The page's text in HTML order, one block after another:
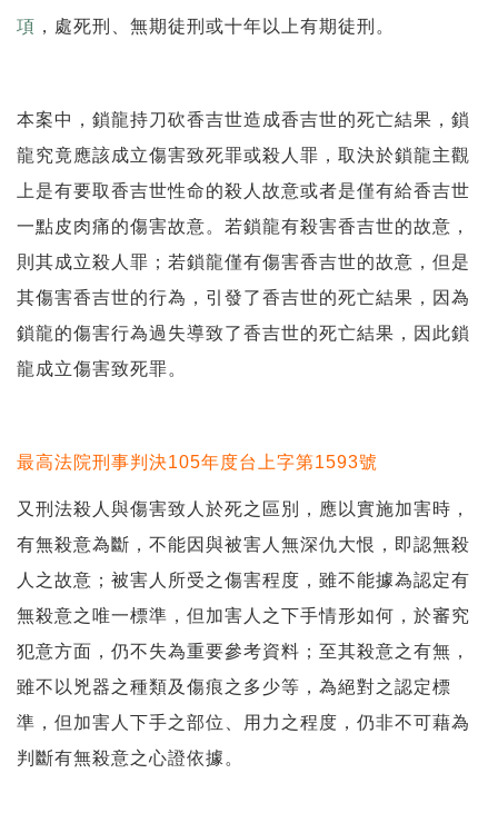
項 ，處死刑、無期徒刑或十年以上有期徒刑。
本案中，鎖龍持刀砍香吉世造成香吉世的死亡結果，鎖
龍究竟應該成立傷害致死罪或殺人罪，取決於鎖龍主觀
上是有要取香吉世性命的殺人故意或者是僅有給香吉世
一點皮肉痛的傷害故意。若鎖龍有殺害香吉世的故意，
則其成立殺人罪；若鎖龍僅有傷害香吉世的故意，但是
其傷害香吉世的行為，引發了香吉世的死亡結果，因為
鎖龍的傷害行為過失導致了香吉世的死亡結果，因此鎖
龍成立傷害致死罪。
最高法院刑事判決105年度台上字第1593號
又刑法殺人與傷害致人於死之區別，應以實施加害時，
有無殺意為斷，不能因與被害人無深仇大恨，即認無殺
人之故意；被害人所受之傷害程度，雖不能據為認定有
無殺意之唯一標準，但加害人之下手情形如何，於審究
犯意方面，仍不失為重要參考資料；至其殺意之有無，
雖不以兇器之種類及傷痕之多少等，為絕對之認定標
準，但加害人下手之部位、用力之程度，仍非不可藉為
判斷有無殺意之心證依據。